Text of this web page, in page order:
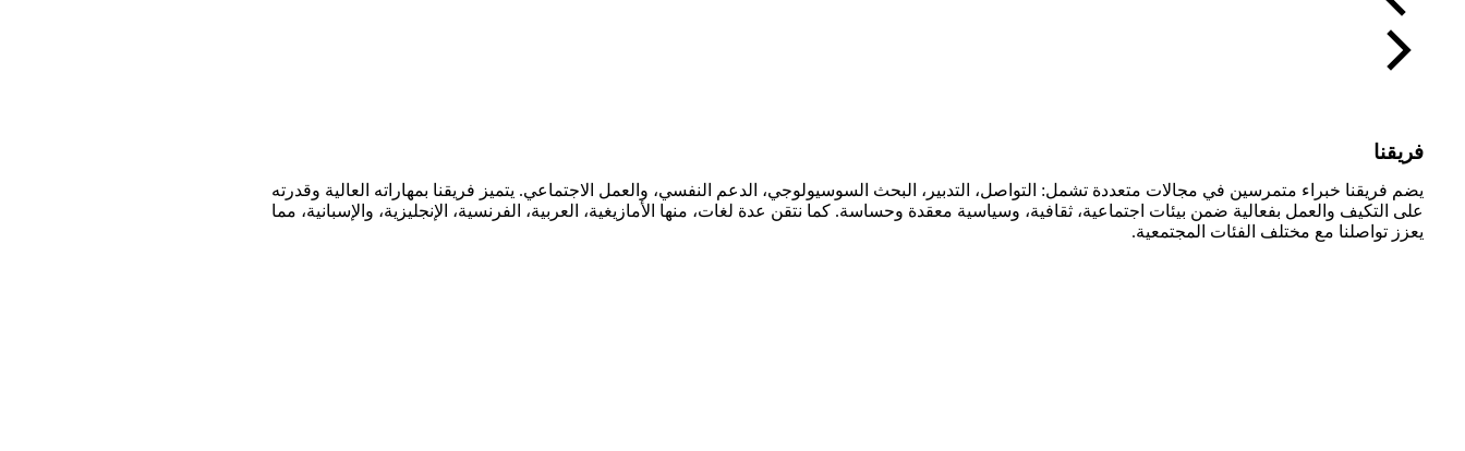
فريقنا
يضم فريقنا خبراء متمرسين في مجالات متعددة تشمل: التواصل، التدبير، البحث السوسيولوجي، الدعم النفسي، والعمل الاجتماعي. يتميز فريقنا بمهاراته العالية وقدرته
على التكيف والعمل بفعالية ضمن بيئات اجتماعية، ثقافية، وسياسية معقدة وحساسة. كما نتقن عدة لغات، منها الأمازيغية، العربية، الفرنسية، الإنجليزية، والإسبانية، مما
يعزز تواصلنا مع مختلف الفئات المجتمعية.